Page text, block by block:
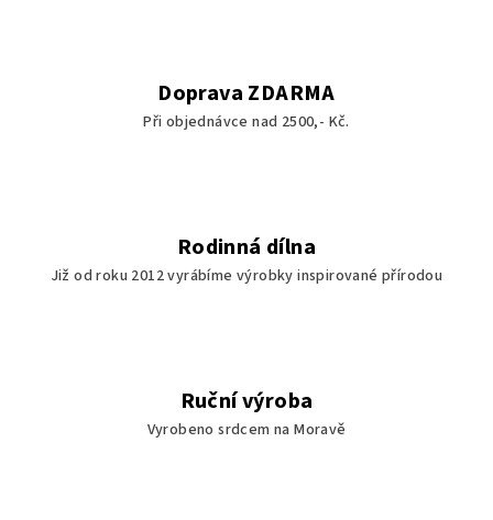
Doprava ZDARMA
Při objednávce nad 2500,- Kč.
Rodinná dílna
Již od roku 2012 vyrábíme výrobky inspirované přírodou
Ruční výroba
Vyrobeno srdcem na Moravě